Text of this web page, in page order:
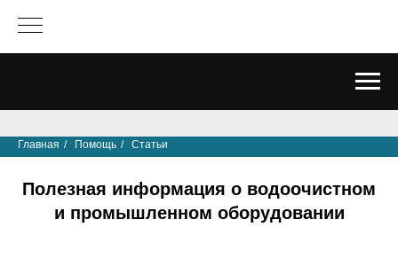
Главная / Помощь / Статьи
Полезная информация о водоочистном
и промышленном оборудовании